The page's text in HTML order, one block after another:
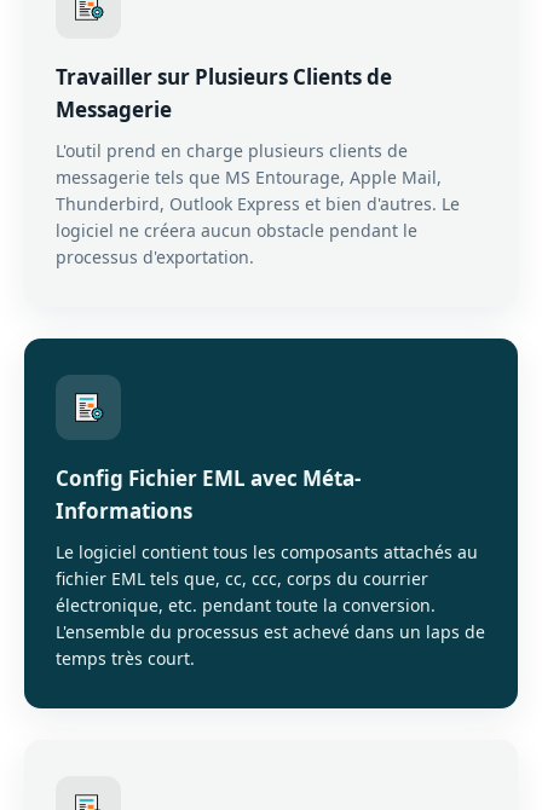
Travailler sur Plusieurs Clients de
Messagerie
L'outil prend en charge plusieurs clients de
messagerie tels que MS Entourage, Apple Mail,
Thunderbird, Outlook Express et bien d'autres. Le
logiciel ne créera aucun obstacle pendant le
processus d'exportation.
Config Fichier EML avec Méta-
Informations
Le logiciel contient tous les composants attachés au
fichier EML tels que, cc, ccc, corps du courrier
électronique, etc. pendant toute la conversion.
L'ensemble du processus est achevé dans un laps de
temps très court.